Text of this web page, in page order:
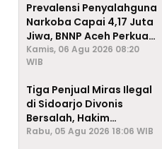
Prevalensi Penyalahguna
Narkoba Capai 4,17 Juta
Jiwa, BNNP Aceh Perkuat
P4GN di Subulussalam
Kamis, 06 Agu 2026 08:20
WIB
Tiga Penjual Miras Ilegal
di Sidoarjo Divonis
Bersalah, Hakim
Jatuhkan Denda hingga
Rabu, 05 Agu 2026 18:06 WIB